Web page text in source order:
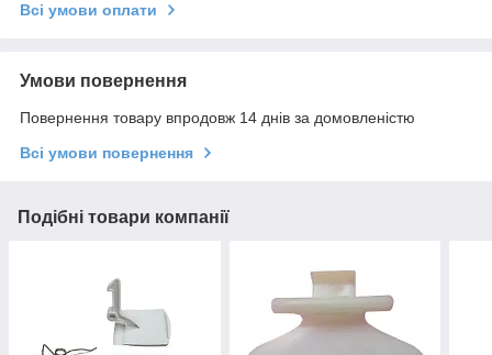
Всі умови оплати
Умови повернення
Повернення товару впродовж 14 днів за домовленістю
Всі умови повернення
Подібні товари компанії